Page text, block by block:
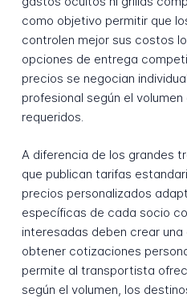
como objetivo permitir que
controlen mejor sus costos
opciones de entrega
precios se negocian
profesional según el
requeridos.
A diferencia de los grandes
que publican tarifas
precios personalizados
específicas de cada socio
interesadas deben crear
obtener cotizaciones
permite al transportista
según el volumen, los